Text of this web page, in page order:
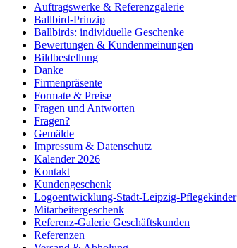
Auftragswerke & Referenzgalerie
Ballbird-Prinzip
Ballbirds: individuelle Geschenke
Bewertungen & Kundenmeinungen
Bildbestellung
Danke
Firmenpräsente
Formate & Preise
Fragen und Antworten
Fragen?
Gemälde
Impressum & Datenschutz
Kalender 2026
Kontakt
Kundengeschenk
Logoentwicklung-Stadt-Leipzig-Pflegekinder
Mitarbeitergeschenk
Referenz-Galerie Geschäftskunden
Referenzen